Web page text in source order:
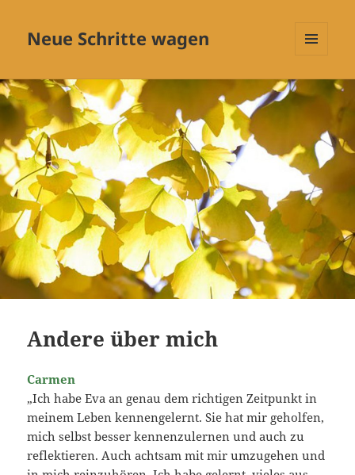
Neue Schritte wagen
WIDGETS
Andere über mich
Carmen
„Ich habe Eva an genau dem richtigen Zeitpunkt in
meinem Leben kennengelernt. Sie hat mir geholfen,
mich selbst besser kennenzulernen und auch zu
reflektieren. Auch achtsam mit mir umzugehen und